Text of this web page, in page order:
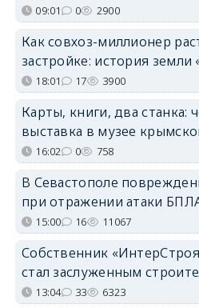
09:01 0 2900
Как совхоз-миллионер
застройке: история земли
18:01 17 3900
Карты, книги, два станка:
выставка в музее
16:02 0 758
В Севастополе
при отражении атаки
15:00 16 11067
Собственник
стал заслуженным
13:04 33 6323